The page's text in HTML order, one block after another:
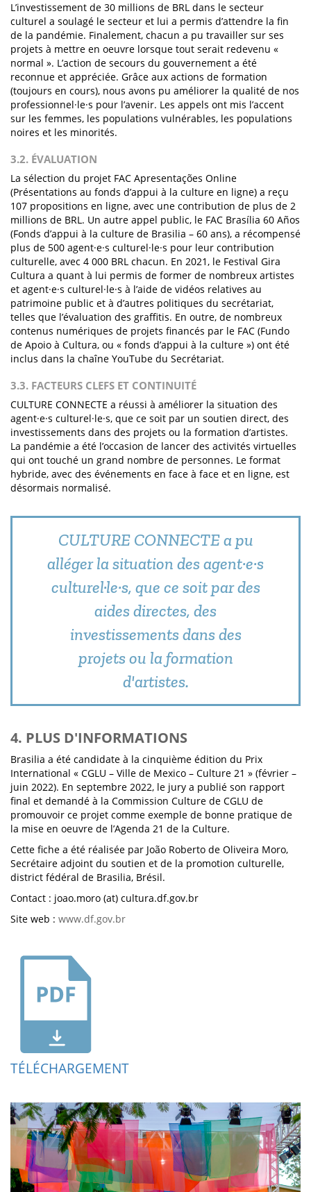
L’investissement de 30 millions de BRL dans le secteur
culturel a soulagé le secteur et lui a permis d’attendre la fin
de la pandémie. Finalement, chacun a pu travailler sur ses
projets à mettre en oeuvre lorsque tout serait redevenu «
normal ». L’action de secours du gouvernement a été
reconnue et appréciée. Grâce aux actions de formation
(toujours en cours), nous avons pu améliorer la qualité de nos
professionnel·le·s pour l’avenir. Les appels ont mis l’accent
sur les femmes, les populations vulnérables, les populations
noires et les minorités.
3.2. ÉVALUATION
La sélection du projet FAC Apresentações Online
(Présentations au fonds d’appui à la culture en ligne) a reçu
107 propositions en ligne, avec une contribution de plus de 2
millions de BRL. Un autre appel public, le FAC Brasília 60 Años
(Fonds d’appui à la culture de Brasilia – 60 ans), a récompensé
plus de 500 agent·e·s culturel·le·s pour leur contribution
culturelle, avec 4 000 BRL chacun. En 2021, le Festival Gira
Cultura a quant à lui permis de former de nombreux artistes
et agent·e·s culturel·le·s à l’aide de vidéos relatives au
patrimoine public et à d’autres politiques du secrétariat,
telles que l’évaluation des graffitis. En outre, de nombreux
contenus numériques de projets financés par le FAC (Fundo
de Apoio à Cultura, ou « fonds d’appui à la culture ») ont été
inclus dans la chaîne YouTube du Secrétariat.
3.3. FACTEURS CLEFS ET CONTINUITÉ
CULTURE CONNECTE a réussi à améliorer la situation des
agent·e·s culturel·le·s, que ce soit par un soutien direct, des
investissements dans des projets ou la formation d’artistes.
La pandémie a été l’occasion de lancer des activités virtuelles
qui ont touché un grand nombre de personnes. Le format
hybride, avec des événements en face à face et en ligne, est
désormais normalisé.
CULTURE CONNECTE a pu
alléger la situation des agent·e·s
culturel·le·s, que ce soit par des
aides directes, des
investissements dans des
projets ou la formation
d'artistes.
4. PLUS D'INFORMATIONS
Brasilia a été candidate à la cinquième édition du Prix
International « CGLU – Ville de Mexico – Culture 21 » (février –
juin 2022). En septembre 2022, le jury a publié son rapport
final et demandé à la Commission Culture de CGLU de
promouvoir ce projet comme exemple de bonne pratique de
la mise en oeuvre de l’Agenda 21 de la Culture.
Cette fiche a été réalisée par João Roberto de Oliveira Moro,
Secrétaire adjoint du soutien et de la promotion culturelle,
district fédéral de Brasilia, Brésil.
Contact : joao.moro (at) cultura.df.gov.br
Site web : www.df.gov.br
TÉLÉCHARGEMENT